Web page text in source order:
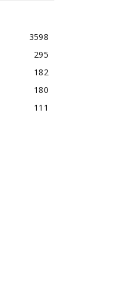
3598
295
182
180
111